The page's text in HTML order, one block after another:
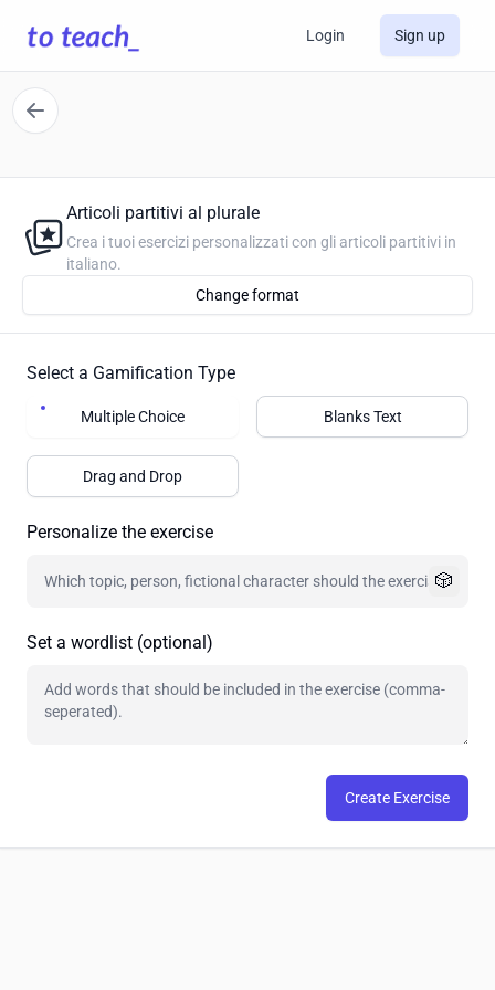
Login Sign up
Articoli partitivi al plurale
Crea i tuoi esercizi personalizzati con gli articoli partitivi in
italiano.
Change format
Select a Gamification Type
Multiple Choice Blanks Text
Drag and Drop
Personalize the exercise
🎲
Set a wordlist (optional)
Create Exercise